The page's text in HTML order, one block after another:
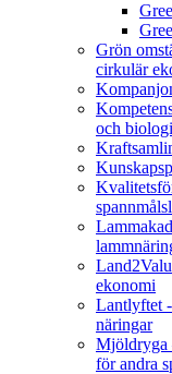
Grön
cirkulär
och
ekonomi
Lantlyftet
näringar
Mjöldryga
för andra